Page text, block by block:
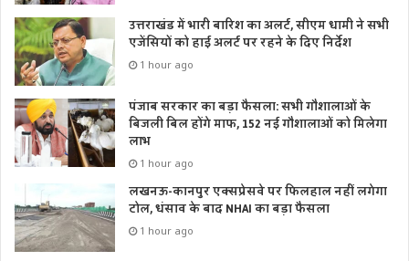
उत्तराखंड में भारी बारिश का अलर्ट, सीएम धामी ने सभी
एजेंसियों को हाई अलर्ट पर रहने के दिए निर्देश
1 hour ago
पंजाब सरकार का बड़ा फैसला: सभी गौशालाओं के
बिजली बिल होंगे माफ, 152 नई गौशालाओं को मिलेगा
लाभ
1 hour ago
लखनऊ-कानपुर एक्सप्रेसवे पर फिलहाल नहीं लगेगा
टोल, धंसाव के बाद NHAI का बड़ा फैसला
1 hour ago